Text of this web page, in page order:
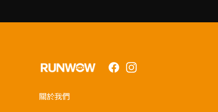
FacebookInstagram
關於我們